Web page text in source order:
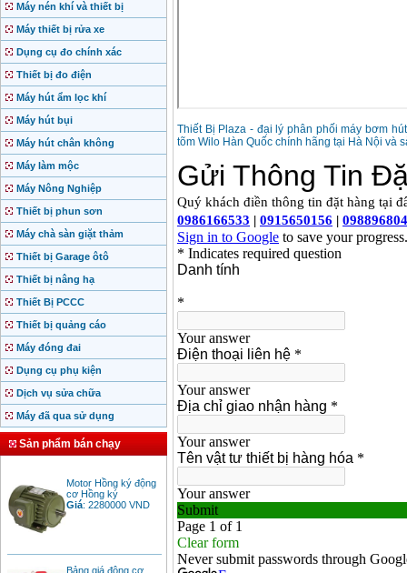
Máy nén khí và thiết bị
Máy thiết bị rửa xe
Dụng cụ đo chính xác
Thiết bị đo điện
Máy hút ẩm lọc khí
Máy hút bụi
Máy hút chân không
Máy làm mộc
Máy Nông Nghiệp
Thiết bị phun sơn
Máy chà sàn giặt thảm
Thiết bị Garage ôtô
Thiết bị nâng hạ
Thiết Bị PCCC
Thiết bị quảng cáo
Máy đóng đai
Dụng cụ phụ kiện
Dịch vụ sửa chữa
Máy đã qua sử dụng
Sản phẩm bán chạy
cơ Hồng ký
Giá:2280000
Thiết Bị Plaza - đại lý phân phối máy bơm
tõm Wilo Hàn Quốc chính hãng tại Hà Nội và